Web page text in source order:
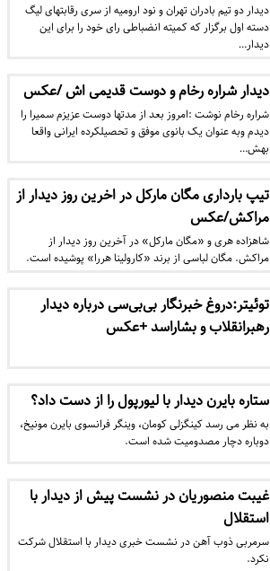
دیدار دو تیم بادران تهران و نود ارومیه از سری رقابتهای لیگ
دسته اول برگزار که کمیته انضباطی رای خود را برای این
دیدار…
دیدار شراره رخام و دوست قدیمی اش /عکس
شراره رخام نوشت :امروز بعد از مدتها دوست عزیزم سمیرا را
دیدم وبه عنوان یک بانوی موفق و تحصیلکرده ایرانی واقعا
بهش…
تیپ بارداری مگان مارکل در اخرین روز دیدار از
مراکش/عکس
شاهزاده هری و «مگان مارکل» در آخرین روز دیدار از
مراکش. مگان لباسی از برند «کارولینا هررا» پوشیده است.
توئیتر:دروغ خبرنگار بی‌بی‌سی درباره دیدار
رهبرانقلاب و بشاراسد +عکس
ستاره بایرن دیدار با لیورپول را از دست داد؟
به نظر می رسد کینگزلی کومان، وینگر فرانسوی بایرن مونیخ،
دوباره دچار مصدومیت شده است.
غیبت منصوریان در نشست پیش از دیدار با
استقلال
سرمربی ذوب آهن در نشست خبری دیدار با استقلال شرکت
نکرد.